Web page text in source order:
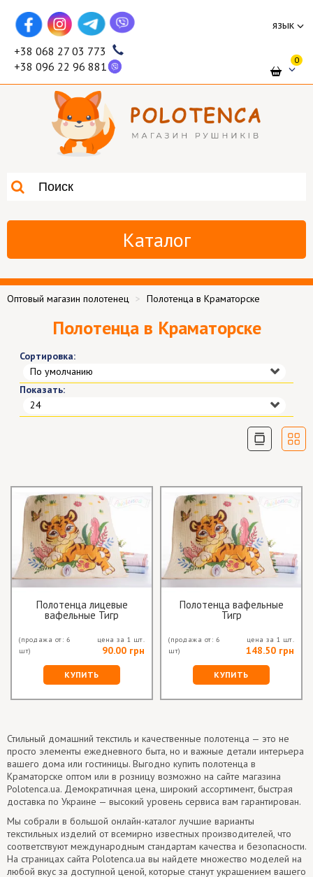
язык
+38 068 27 03 773
+38 096 22 96 881
0
Каталог
Оптовый магазин полотенец Полотенца в Краматорске
Полотенца в Краматорске
Сортировка:
По умолчанию
Показать:
24
Полотенца лицевые
вафельные Тигр
(продажа от: 6
шт)
цена за 1 шт.
90.00 грн
КУПИТЬ
Полотенца вафельные
Тигр
(продажа от: 6
шт)
цена за 1 шт.
148.50 грн
КУПИТЬ
Стильный домашний текстиль и качественные полотенца — это не
просто элементы ежедневного быта, но и важные детали интерьера
вашего дома или гостиницы. Выгодно купить полотенца в
Краматорске оптом или в розницу возможно на сайте магазина
Polotenca.ua. Демократичная цена, широкий ассортимент, быстрая
доставка по Украине — высокий уровень сервиса вам гарантирован.
Мы собрали в большой онлайн-каталог лучшие варианты
текстильных изделий от всемирно известных производителей, что
соответствуют международным стандартам качества и безопасности.
На страницах сайта Polotenca.ua вы найдете множество моделей на
любой вкус за доступной ценой, которые станут украшением вашего